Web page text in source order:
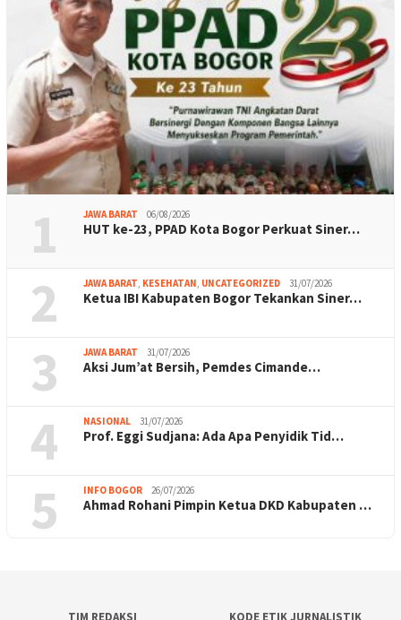
1 JAWA BARAT 06/08/2026
HUT ke-23, PPAD Kota Bogor Perkuat Siner…
2 JAWA BARAT KESEHATAN UNCATEGORIZED 31/07/2026
Ketua IBI Kabupaten Bogor Tekankan Siner…
3 JAWA BARAT 31/07/2026
Aksi Jum’at Bersih, Pemdes Cimande…
4 NASIONAL 31/07/2026
Prof. Eggi Sudjana: Ada Apa Penyidik Tid…
5 INFO BOGOR 26/07/2026
Ahmad Rohani Pimpin Ketua DKD Kabupaten …
TIM REDAKSI KODE ETIK JURNALISTIK